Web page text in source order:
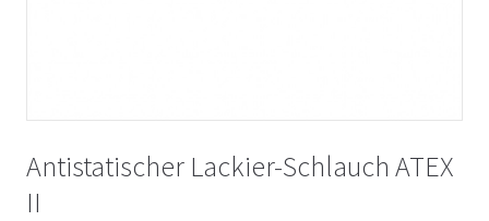
Antistatischer Lackier-Schlauch ATEX
II